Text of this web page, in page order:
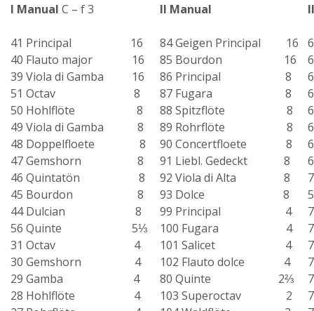
I Manual C – f 3 II Manual
41 Principal 16
40 Flauto major 16
39 Viola di Gamba 16
51 Octav 8
50 Hohlflöte 8
49 Viola di Gamba 8
48 Doppelfloete 8
47 Gemshorn 8
46 Quintatön 8
45 Bourdon 8
44 Dulcian 8
56 Quinte 5⅓
31 Octav 4
30 Gemshorn 4
29 Gamba 4
28 Hohlflöte 4
84 Geigen Principal 16
85 Bourdon 16
86 Principal 8
87 Fugara 8
88 Spitzflöte 8
89 Rohrflöte 8
90 Concertfloete 8
91 Liebl. Gedeckt 8
92 Viola di Alta 8
93 Dolce 8
99 Principal 4
100 Fugara 4
101 Salicet 4
102 Flauto dolce 4
80 Quinte 2⅔
103 Superoctav 2